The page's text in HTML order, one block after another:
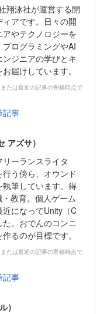
翔泳社が運営する開
アです。日々の開
やテクノロジーを
ログラミングやAI
ジニアの学びとキ
届けしています。
たは直近の記事の寄稿時点で
記事
アズサ）
ーランスライタ
う傍ら、オウンド
筆しています。得
教育。個人ゲーム
になってUnity（C
。おでんのコンニ
るのが目標です。
たは直近の記事の寄稿時点で
記事
）